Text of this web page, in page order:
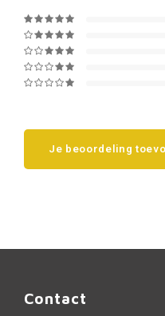
Je beoordeling
Contact